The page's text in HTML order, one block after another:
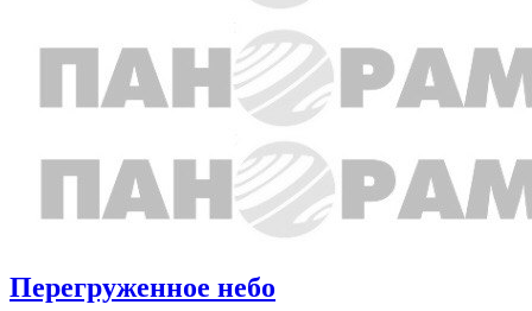
Перегруженное небо